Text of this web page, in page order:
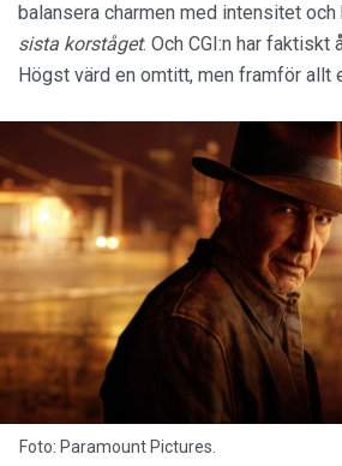
balansera charmen med intensitet och
sista korståget. Och CGI:n har faktiskt
Högst värd en omtitt, men framför allt
Foto: Paramount Pictures.